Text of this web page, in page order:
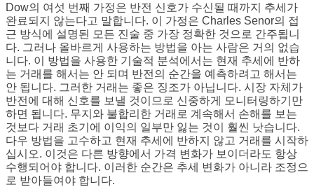
Dow의 여섯 번째 가정은 반전 신호가 수신될 때까지 추세가
완료되지 않는다고 말합니다. 이 가정은 Charles Senor의 접
근 방식에 설명된 모든 진술 중 가장 정확한 것으로 간주됩니
다. 그러나 올바르게 사용하는 방법을 아는 사람은 거의 없습
니다. 이 방법을 사용한 기술적 분석에서는 현재 추세에 반하
는 거래를 해서는 안 되며 반전의 순간을 예측하려고 해서는
안 됩니다. 그러한 거래는 좋은 징조가 아닙니다. 시장 자체가
반전에 대해 신호를 보낼 것이므로 신중하게 모니터링하기만
하면 됩니다. 무지와 불합리한 거래로 계속해서 손해를 보는
것보다 거래 초기에 이익의 일부만 잃는 것이 훨씬 낫습니다.
다우 방법을 고수하고 현재 추세에 반하지 않고 거래를 시작하
십시오. 이것은 다른 방향에서 가격 변화가 보이더라도 항상
수행되어야 합니다. 이러한 순간은 추세 변화가 아니라 조정으
로 받아들여야 합니다.